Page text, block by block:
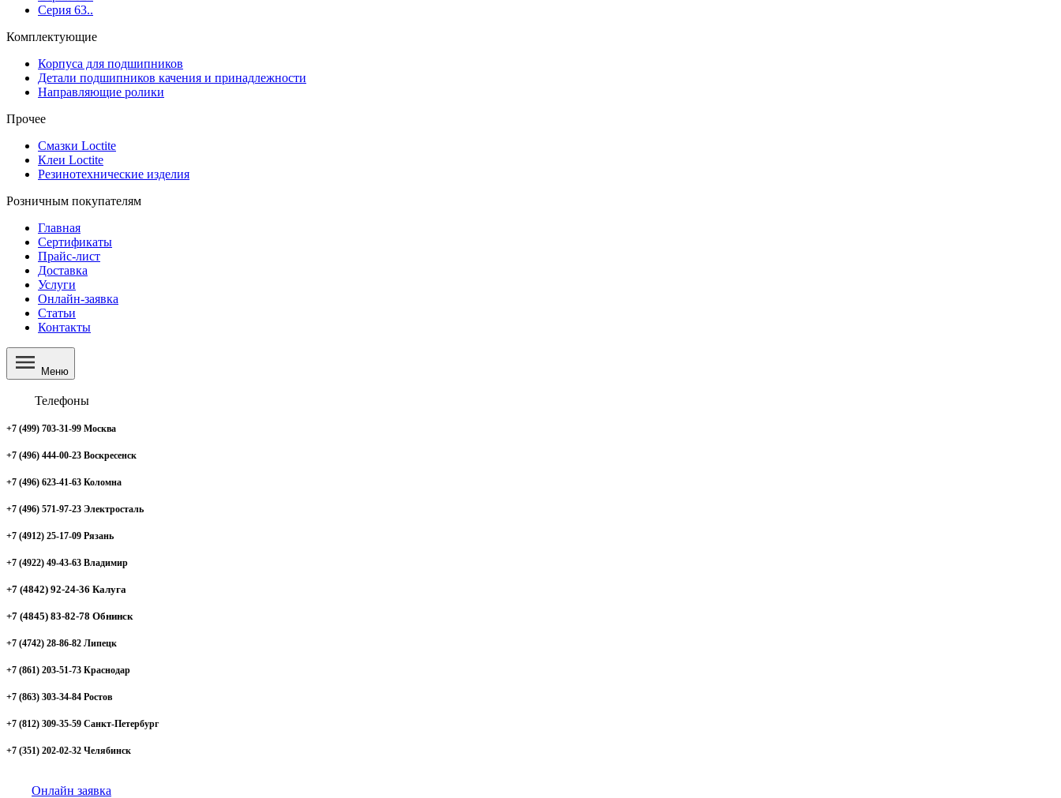
Серия 63..
Комплектующие
Корпуса для подшипников
Детали подшипников качения и принадлежности
Направляющие ролики
Прочее
Смазки Loctite
Клеи Loctite
Резинотехнические изделия
Розничным покупателям
Главная
Сертификаты
Прайс-лист
Доставка
Услуги
Онлайн-заявка
Статьи
Контакты
Меню
Телефоны
+7 (499) 703-31-99 Москва
+7 (496) 444-00-23 Воскресенск
+7 (496) 623-41-63 Коломна
+7 (496) 571-97-23 Электросталь
+7 (4912) 25-17-09 Рязань
+7 (4922) 49-43-63 Владимир
+7 (4842) 92-24-36 Калуга
+7 (4845) 83-82-78 Обнинск
+7 (4742) 28-86-82 Липецк
+7 (861) 203-51-73 Краснодар
+7 (863) 303-34-84 Ростов
+7 (812) 309-35-59 Санкт-Петербург
+7 (351) 202-02-32 Челябинск
Онлайн заявка